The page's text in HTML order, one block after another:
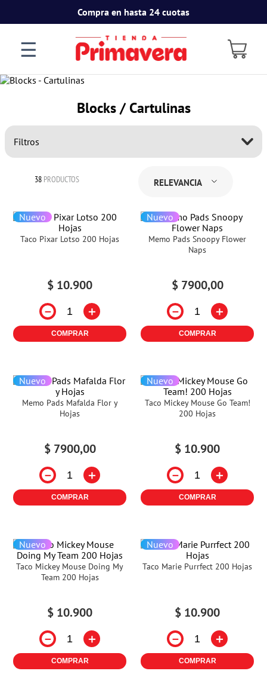
Compra en hasta 24 cuotas
☰
Blocks / Cartulinas
Filtros
38 PRODUCTOS RELEVANCIA
Nuevo
Taco Pixar Lotso 200 Hojas
$ 10.900
－ ＋
COMPRAR
Nuevo
Memo Pads Snoopy Flower
Naps
$ 7900,00
－ ＋
COMPRAR
Nuevo
Memo Pads Mafalda Flor y
Hojas
$ 7900,00
－ ＋
COMPRAR
Nuevo
Taco Mickey Mouse Go Team!
200 Hojas
$ 10.900
－ ＋
COMPRAR
Nuevo
Taco Mickey Mouse Doing My
Team 200 Hojas
$ 10.900
－ ＋
COMPRAR
Nuevo
Taco Marie Purrfect 200 Hojas
$ 10.900
－ ＋
COMPRAR